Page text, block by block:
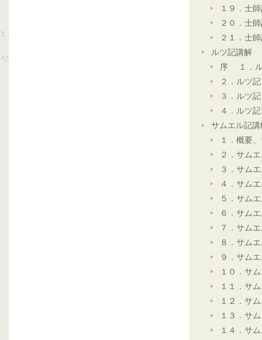
１９．士
２０．士
２１．士
ルツ記講解
序 １．ル
２．ルツ
３．ルツ
４．ルツ
サムエル記講
１．概要
２．サム
３．サム
４．サム
５．サム
６．サム
７．サム
８．サム
９．サム
１０．サ
１１．サ
１２．サ
１３．サ
１４．サ